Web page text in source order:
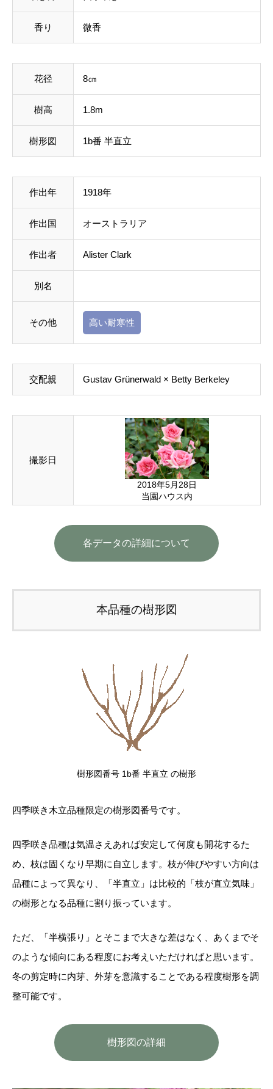
香り 微香
花径 8㎝
樹高 1.8m
樹形図 1b番 半直立
作出年 1918年
作出国 オーストラリア
作出者 Alister Clark
別名
その他 高い耐寒性
交配親 Gustav Grünerwald × Betty Berkeley
撮影日
2018年5月28日
当園ハウス内
各データの詳細について
本品種の樹形図
樹形図番号 1b番 半直立 の樹形
四季咲き木立品種限定の樹形図番号です。
四季咲き品種は気温さえあれば安定して何度も開花するた
め、枝は固くなり早期に自立します。枝が伸びやすい方向は
品種によって異なり、「半直立」は比較的「枝が直立気味」
の樹形となる品種に割り振っています。
ただ、「半横張り」とそこまで大きな差はなく、あくまでそ
のような傾向にある程度にお考えいただければと思います。
冬の剪定時に内芽、外芽を意識することである程度樹形を調
整可能です。
樹形図の詳細